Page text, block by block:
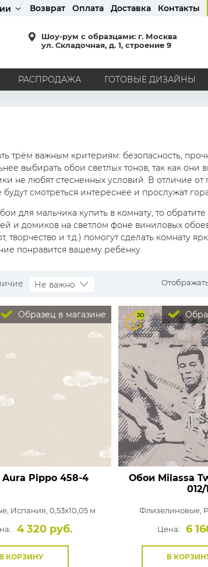
Возврат Оплата Доставка Контакты
Шоу-рум с образцами: г. Москва
ул. Складочная, д. 1, строение 9
РАСПРОДАЖА ГОТОВЫЕ ДИЗАЙНЫ
стили
БРЕНДЫ
Marburg
Loymina Milassa Aura
Khroma
Andrea Rossi
Bernardo
Zambaiti
KT-Exclusive Baoqili
Распродажа остатков
ПОКАЗАТЬ ВСЕ ОБОИ
трём важным критериям: безопасность,
выбирать обои светлых тонов, так как они
не любят стесненных условий. В отличие от
смотреться интереснее и прослужат
для мальчика купить в комнату, то
и домиков на светлом фоне виниловых
и т.д.) помогут сделать комнату
понравится вашему ребенку.
Не важно
Образец в магазине
Pippo458-4
Испания, 0,53x10,05 м
4 320 руб.
В КОРЗИНУ
Обои Milassa
012/1
Флизелиновые,
Цена:
6
В